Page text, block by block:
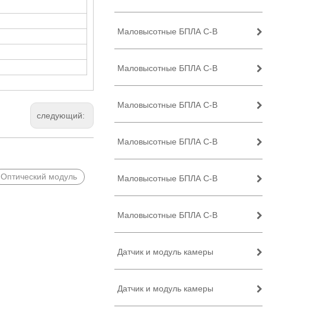
следующий:
Оптический модуль
Маловысотные БПЛА C-B
Маловысотные БПЛА C-B
Маловысотные БПЛА C-B
Маловысотные БПЛА C-B
Маловысотные БПЛА C-B
Маловысотные БПЛА C-B
Датчик и модуль камеры
Датчик и модуль камеры